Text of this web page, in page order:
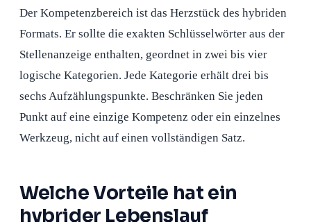
Der Kompetenzbereich ist das Herzstück des hybriden
Formats. Er sollte die exakten Schlüsselwörter aus der
Stellenanzeige enthalten, geordnet in zwei bis vier
logische Kategorien. Jede Kategorie erhält drei bis
sechs Aufzählungspunkte. Beschränken Sie jeden
Punkt auf eine einzige Kompetenz oder ein einzelnes
Werkzeug, nicht auf einen vollständigen Satz.
Welche Vorteile hat ein
hybrider Lebenslauf